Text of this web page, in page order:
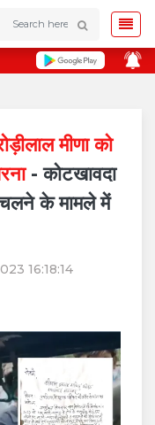
मीणा को
- कोटखावदा
के मामले में
16:18:14